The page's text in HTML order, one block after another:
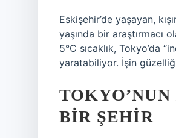
Eskişehir’de yaşayan,
yaşında bir araştırmacı
5°C sıcaklık, Tokyo’da
yaratabiliyor. İşin
BIR ŞEHIR